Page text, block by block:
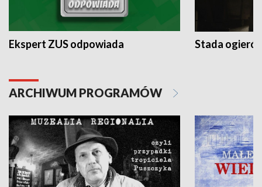
Ekspert ZUS odpowiada Stada
ARCHIWUM PROGRAMÓW